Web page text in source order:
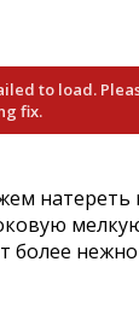
to load.
fix.
натереть
более